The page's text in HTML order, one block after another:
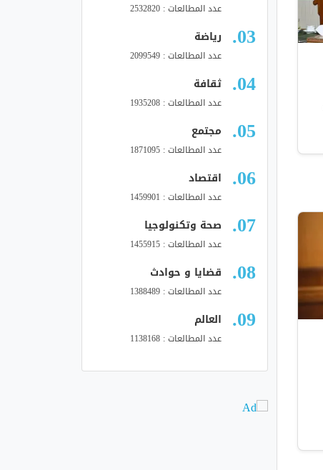
عدد المطالعات : 2532820
رياضة
عدد المطالعات : 2099549
ثقافة
عدد المطالعات : 1935208
مجتمع
عدد المطالعات : 1871095
اقتصاد
عدد المطالعات : 1459901
صحة وتكنولوجيا
عدد المطالعات : 1455915
قضايا و حوادث
عدد المطالعات : 1388489
العالم
عدد المطالعات : 1138168